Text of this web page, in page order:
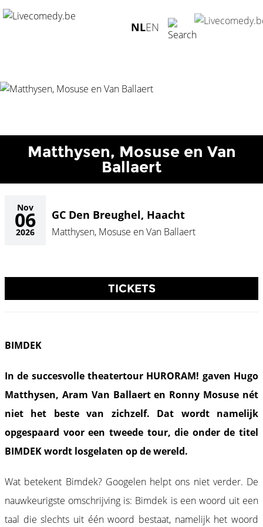
NLEN
Home/Agenda/ Matthysen, Mosuse en Van Ballaert
Den Breughel, Haacht - 06.11.2026
Matthysen, Mosuse en Van
Ballaert
Nov
06
2026
GC Den Breughel, Haacht
Matthysen, Mosuse en Van Ballaert
TICKETS
BIMDEK
In de succesvolle theatertour HURORAM! gaven Hugo
Matthysen, Aram Van Ballaert en Ronny Mosuse nét
niet het beste van zichzelf. Dat wordt namelijk
opgespaard voor een tweede tour, die onder de titel
BIMDEK wordt losgelaten op de wereld.
Wat betekent Bimdek? Googelen helpt ons niet verder. De
nauwkeurigste omschrijving is: Bimdek is een woord uit een
taal die slechts uit één woord bestaat, namelijk het woord